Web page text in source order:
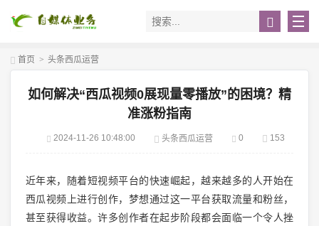
首页 > 头条西瓜运营
如何解决“西瓜视频0展现量零播放”的困境？精
准涨粉指南
2024-11-26 10:48:00 头条西瓜运营 0 153
近年来，随着短视频平台的快速崛起，越来越多的人开始在
西瓜视频上进行创作，梦想通过这一平台获取流量和粉丝，
甚至获得收益。许多创作者在起步阶段都会面临一个令人挫